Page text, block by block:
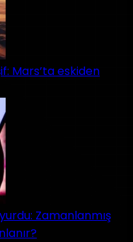
Mars’ta eskiden
Zamanlanmış